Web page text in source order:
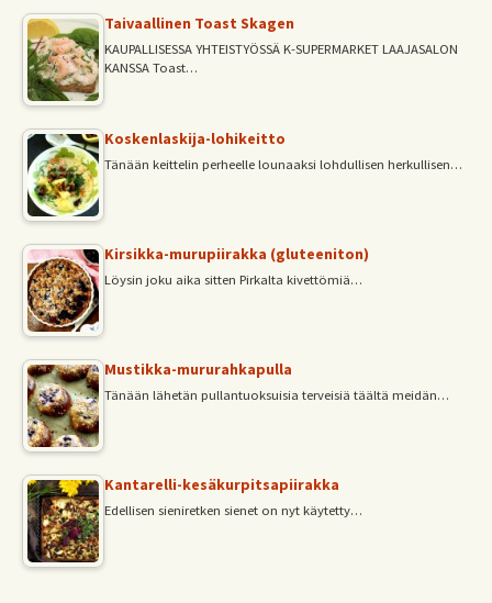
Taivaallinen Toast Skagen
KAUPALLISESSA YHTEISTYÖSSÄ K-SUPERMARKET LAAJASALON
KANSSA Toast…
Koskenlaskija-lohikeitto
Tänään keittelin perheelle lounaaksi lohdullisen herkullisen…
Kirsikka-murupiirakka (gluteeniton)
Löysin joku aika sitten Pirkalta kivettömiä…
Mustikka-mururahkapulla
Tänään lähetän pullantuoksuisia terveisiä täältä meidän…
Kantarelli-kesäkurpitsapiirakka
Edellisen sieniretken sienet on nyt käytetty…